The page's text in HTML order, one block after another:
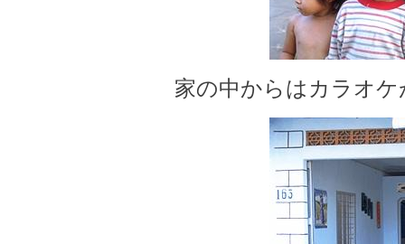
家の中からはカラオ